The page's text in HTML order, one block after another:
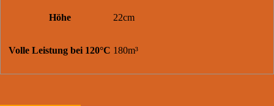
Höhe 22cm
Volle Leistung bei 120°C 180m³